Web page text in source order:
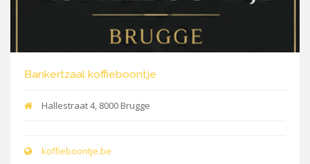
Bankertzaal koffieboontje
Hallestraat 4, 8000 Brugge
koffieboontje.be